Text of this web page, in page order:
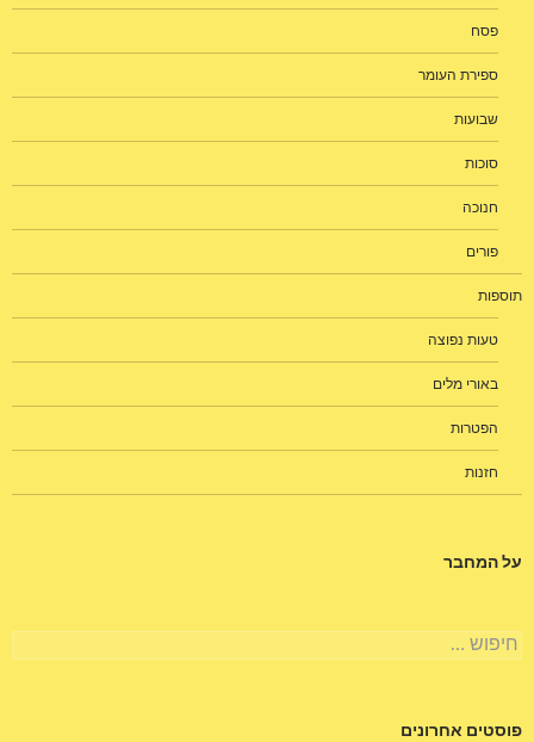
פסח
ספירת העומר
שבועות
סוכות
חנוכה
פורים
תוספות
טעות נפוצה
באורי מלים
הפטרות
חזנות
על המחבר
חיפוש:
פוסטים אחרונים